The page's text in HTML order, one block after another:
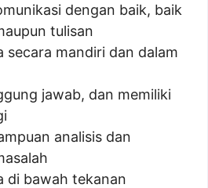
dengan baik, baik
tulisan
secara mandiri dan dalam
jawab, dan memiliki
analisis dan
di bawah tekanan